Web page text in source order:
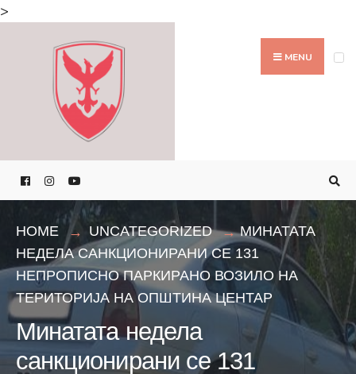
>
MENU
HOME UNCATEGORIZED
МИНАТАТА
НЕДЕЛА САНКЦИОНИРАНИ СЕ 131
НЕПРОПИСНО ПАРКИРАНО ВОЗИЛО НА
ТЕРИТОРИЈА НА ОПШТИНА ЦЕНТАР
Минатата недела
санкционирани се 131